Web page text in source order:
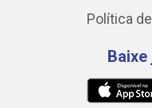
Política